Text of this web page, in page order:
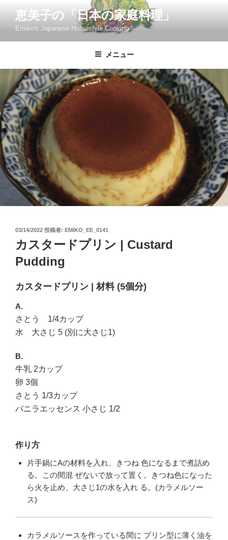
ン
ッ
プ
恵美子の「日本の家庭料理」
Emiko's Japanese Homestyle Cooking
メニュー
投
日:
03/14/2022 投稿者: EMIKO_EE_0141
カスタードプリン | Custard
Pudding
カスタードプリン | 材料 (5個分)
A.
さとう 1/4カップ
水 大さじ 5 (別に大さじ1)
B.
牛乳 2カップ
卵 3個
さとう 1/3カップ
バニラエッセンス 小さじ 1/2
作り方
片手鍋にAの材料を入れ、きつね 色になるまで煮詰め
る。この間混 ぜないで放って置く。きつね色になった
ら火を止め、大さじ1の水を入れ る。(カラメルソー
ス)
カラメルソースを作っている間に プリン型に薄く油を